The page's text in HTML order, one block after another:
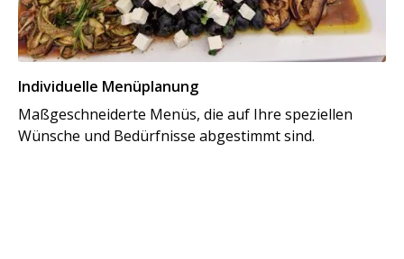
Individuelle Menüplanung
Maßgeschneiderte Menüs, die auf Ihre speziellen
Wünsche und Bedürfnisse abgestimmt sind.